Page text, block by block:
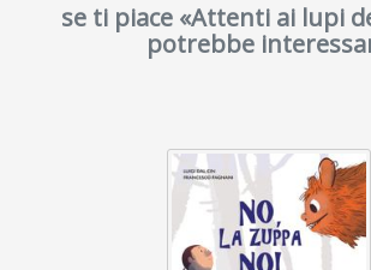
se ti piace «Attenti ai lupi
potrebbe